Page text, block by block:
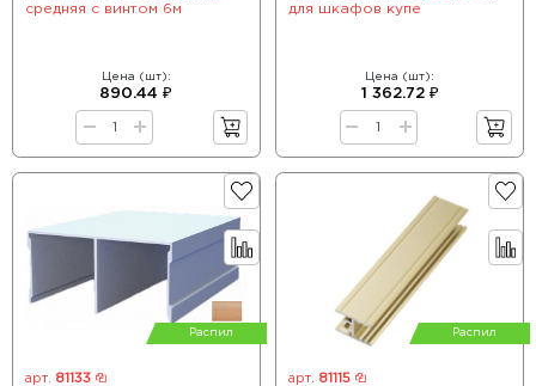
средняя с винтом 6м
Цена (шт):
890.44 ₽
для шкафов купе
Цена (шт):
1 362.72 ₽
Распил
арт. 81133
Распил
арт. 81115